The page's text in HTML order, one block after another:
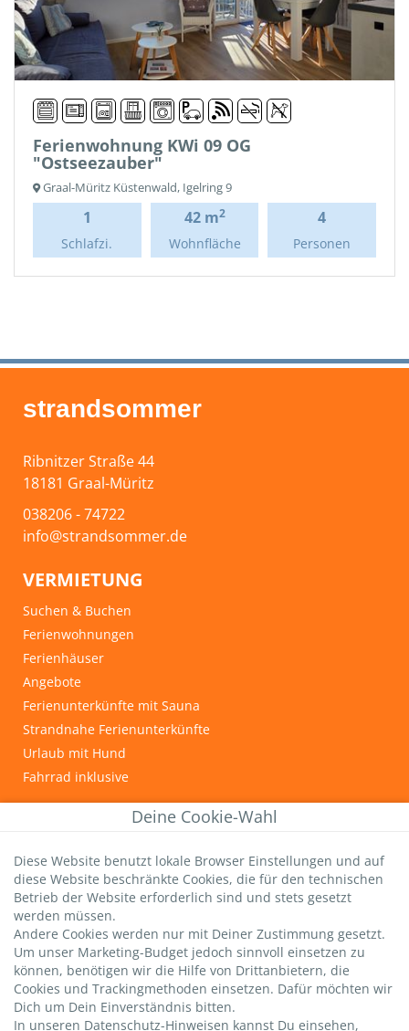
Deine Cookie-Wahl
Diese Website benutzt lokale Browser Einstellungen und auf
diese Website beschränkte Cookies, die für den technischen
Betrieb der Website erforderlich sind und stets gesetzt
werden müssen.
Andere Cookies werden nur mit Deiner Zustimmung gesetzt.
Um unser Marketing-Budget jedoch sinnvoll einsetzen zu
können, benötigen wir die Hilfe von Drittanbietern, die
Cookies und Trackingmethoden einsetzen. Dafür möchten wir
Dich um Dein Einverständnis bitten.
In unseren Datenschutz-Hinweisen kannst Du einsehen,
Ferienwohnung KWi 09 OG
"Ostseezauber"
Graal-Müritz Küstenwald, Igelring 9
1
Schlafzi.
42 m2
Wohnfläche
4
Personen
strandsommer
Ribnitzer Straße 44
18181 Graal-Müritz
038206 - 74722
info@strandsommer.de
VERMIETUNG
Suchen & Buchen
Ferienwohnungen
Ferienhäuser
Angebote
Ferienunterkünfte mit Sauna
Strandnahe Ferienunterkünfte
Urlaub mit Hund
Fahrrad inklusive
INFOS & TIPPS
Wichtige Gästeinfos
Infos zur Kurtaxe
Hundestrände
DTV-Sterne
strandsommer-Bewertung
Livebild Seebrücke